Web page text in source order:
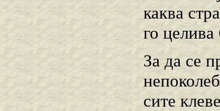
каква
го
За да се
сите